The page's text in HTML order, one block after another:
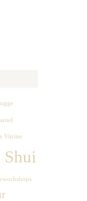
Vitrine
Shui